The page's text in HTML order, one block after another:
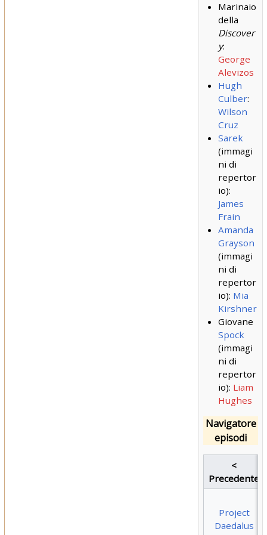
Marinaio
della
Discover
y:
George
Alevizos
Hugh
Culber:
Wilson
Cruz
Sarek
(immagi
ni di
repertor
io):
James
Frain
Amanda
Grayson
(immagi
ni di
repertor
io): Mia
Kirshner
Giovane
Spock
(immagi
ni di
repertor
io): Liam
Hughes
Navigatore
episodi
<
Precedente
Project
Daedalus